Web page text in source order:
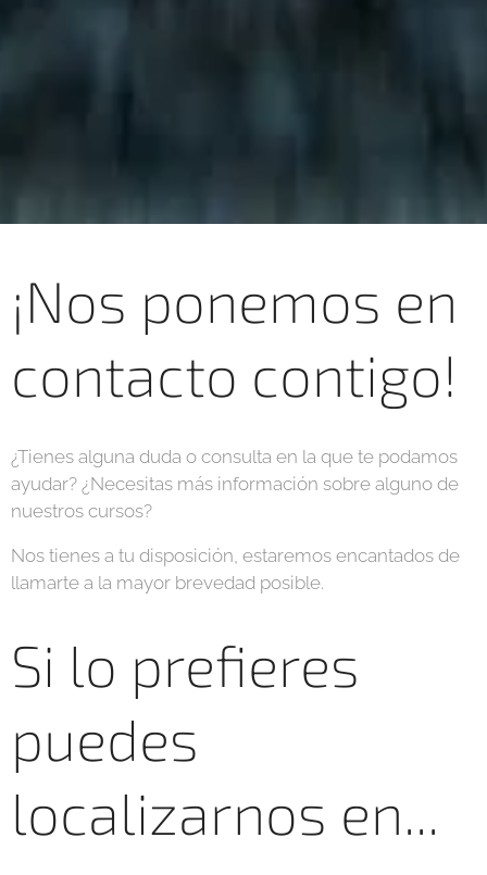
¡Nos ponemos en
contacto contigo!
¿Tienes alguna duda o consulta en la que te podamos
ayudar? ¿Necesitas más información sobre alguno de
nuestros cursos?
Nos tienes a tu disposición, estaremos encantados de
llamarte a la mayor brevedad posible.
Si lo prefieres
puedes
localizarnos en...